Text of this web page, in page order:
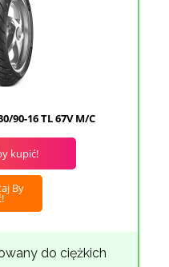
90-16 TL 67V M/C
kupić!
By
do ciężkich